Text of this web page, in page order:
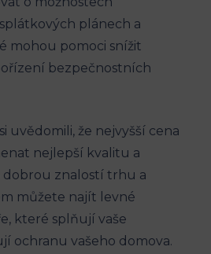
plánech a
mohou pomoci snížit
bezpečnostních
uvědomili, že nejvyšší cena
nejlepší kvalitu a
dobrou znalostí trhu a
můžete najít levné
které splňují vaše
ochranu vašeho domova.